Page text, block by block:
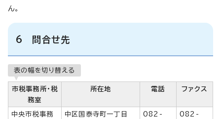
ん。
6 問合せ先
表の幅を切り替える
市税事務所・税
務室
所在地 電話 ファクス
中央市税事務
中区国泰寺町一丁目
082-
082-